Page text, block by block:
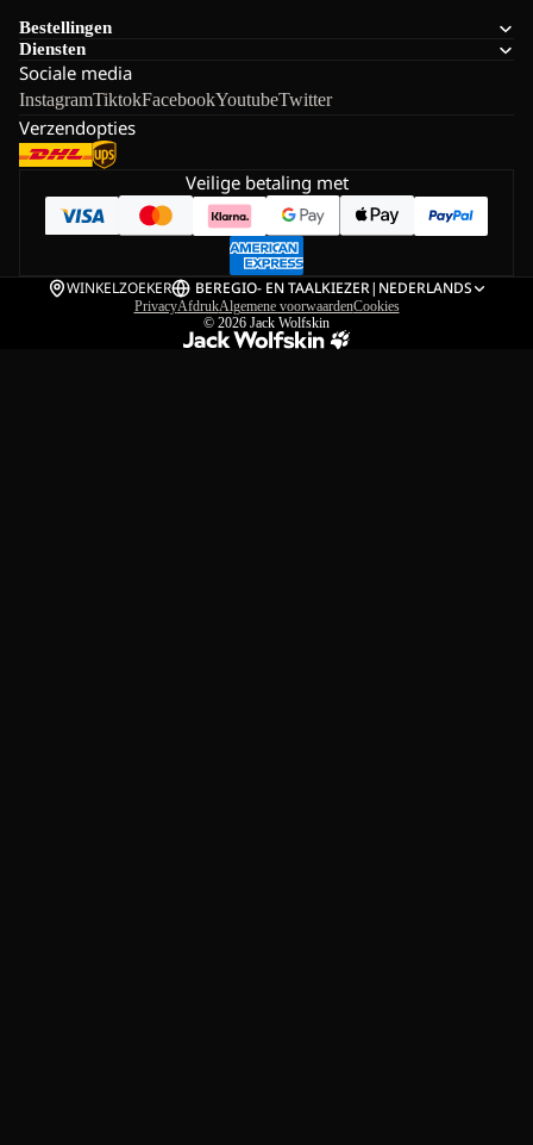
Bestellingen
Diensten
Sociale media
InstagramTiktokFacebookYoutubeTwitter
Verzendopties
Veilige betaling met
WINKELZOEKER BEREGIO- EN TAALKIEZER| NEDERLANDS
PrivacyAfdrukAlgemene voorwaardenCookies
© 2026 Jack Wolfskin